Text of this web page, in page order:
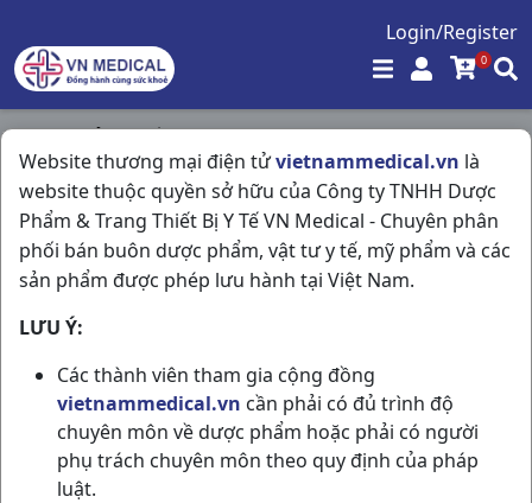
Login/Register
0
Website thương mại điện tửvietnammedical.vn là
website thuộc quyền sở hữu của Công ty TNHH Dược
Phẩm & Trang Thiết Bị Y Tế VN Medical - Chuyên phân
phối bán buôn dược phẩm, vật tư y tế, mỹ phẩm và các
sản phẩm được phép lưu hành tại Việt Nam.
LƯU Ý:
Các thành viên tham gia cộng đồng
vietnammedical.vn cần phải có đủ trình độ
chuyên môn về dược phẩm hoặc phải có người
phụ trách chuyên môn theo quy định của pháp
luật.
Trang chủ / Thần Kinh - Mạch Máu Não /
Serc 8mg H100v Abbott